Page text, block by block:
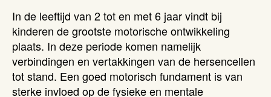
In de leeftijd van 2 tot en met 6 jaar vindt bij
kinderen de grootste motorische ontwikkeling
plaats. In deze periode komen namelijk
verbindingen en vertakkingen van de hersencellen
tot stand. Een goed motorisch fundament is van
sterke invloed op de fysieke en mentale